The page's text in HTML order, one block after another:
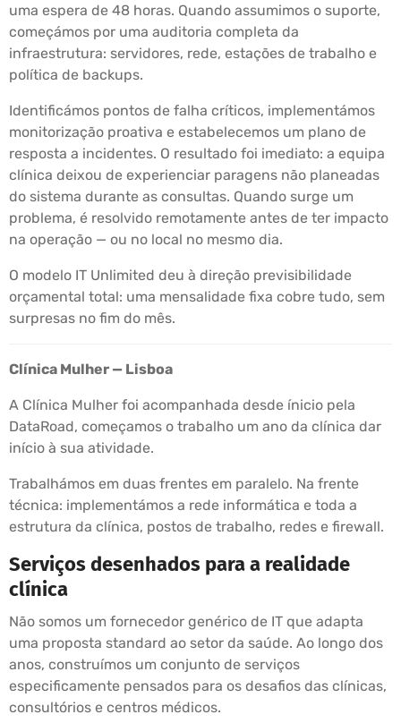
uma espera de 48 horas. Quando assumimos o suporte,
começámos por uma auditoria completa da
infraestrutura: servidores, rede, estações de trabalho e
política de backups.
Identificámos pontos de falha críticos, implementámos
monitorização proativa e estabelecemos um plano de
resposta a incidentes. O resultado foi imediato: a equipa
clínica deixou de experienciar paragens não planeadas
do sistema durante as consultas. Quando surge um
problema, é resolvido remotamente antes de ter impacto
na operação — ou no local no mesmo dia.
O modelo IT Unlimited deu à direção previsibilidade
orçamental total: uma mensalidade fixa cobre tudo, sem
surpresas no fim do mês.
Clínica Mulher — Lisboa
A Clínica Mulher foi acompanhada desde ínicio pela
DataRoad, começamos o trabalho um ano da clínica dar
início à sua atividade.
Trabalhámos em duas frentes em paralelo. Na frente
técnica: implementámos a rede informática e toda a
estrutura da clínica, postos de trabalho, redes e firewall.
Serviços desenhados para a realidade
clínica
Não somos um fornecedor genérico de IT que adapta
uma proposta standard ao setor da saúde. Ao longo dos
anos, construímos um conjunto de serviços
especificamente pensados para os desafios das clínicas,
consultórios e centros médicos.